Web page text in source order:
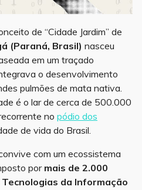
de “Cidade Jardim” de
(Paraná, Brasil) nasceu
em um traçado
o desenvolvimento
pulmões de mata nativa.
é o lar de cerca de 500.000
no pódio dos
de vida do Brasil.
com um ecossistema
por mais de 2.000
da Informação